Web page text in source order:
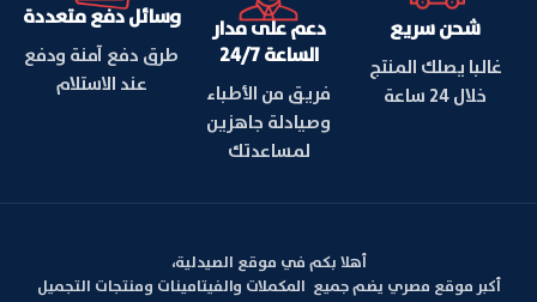
شحن سريع
غالبا يصلك المنتج
خلال 24 ساعة
دعم على مدار
الساعة 24/7
فريق من الأطباء
وصيادلة جاهزين
لمساعدتك
وسائل دفع متعددة
طرق دفع آمنة ودفع
عند الاستلام
أهلا بكم في موقع الصيدلية،
أكبر موقع مصري يضم جميع المكملات والفيتامينات ومنتجات التجميل